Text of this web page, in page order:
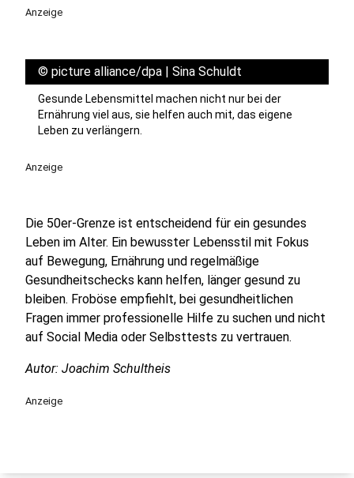
Anzeige
© picture alliance/dpa | Sina Schuldt
Gesunde Lebensmittel machen nicht nur bei der
Ernährung viel aus, sie helfen auch mit, das eigene
Leben zu verlängern.
Anzeige
Die 50er-Grenze ist entscheidend für ein gesundes
Leben im Alter. Ein bewusster Lebensstil mit Fokus
auf Bewegung, Ernährung und regelmäßige
Gesundheitschecks kann helfen, länger gesund zu
bleiben. Froböse empfiehlt, bei gesundheitlichen
Fragen immer professionelle Hilfe zu suchen und nicht
auf Social Media oder Selbsttests zu vertrauen.
Autor: Joachim Schultheis
Anzeige